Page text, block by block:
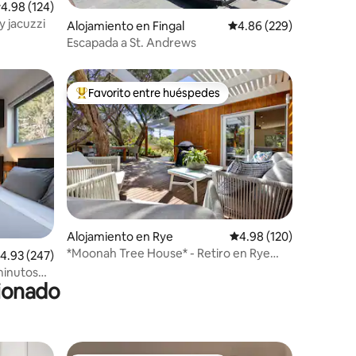
promedio: 4.98 de 5, 124 reseñas
4.98 (124)
jacuzzi
Alojamiento en Fingal Calificación promedio:
4.86 (229)
Escapada a St. Andrews
promedio: 4.93 de 5, 247 reseñas
4.93 (247)
Favorito entre huéspedes preferido
Favorito entre huéspedes
Alojamiento en Rye Calificación promedio:
4.98 (120)
*Moonah Tree House* - Retiro en Rye